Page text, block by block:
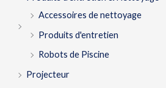
Accessoires de nettoyage
Produits d'entretien
Robots de Piscine
Projecteur